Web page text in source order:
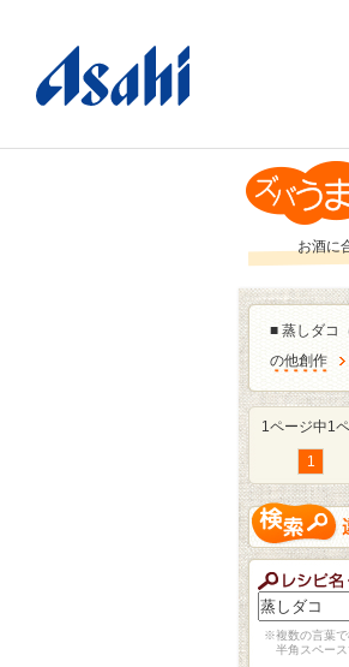
お酒に
■ 蒸しダコ
の他創作
1ページ中1
1
※複数の言葉で
半角スペース